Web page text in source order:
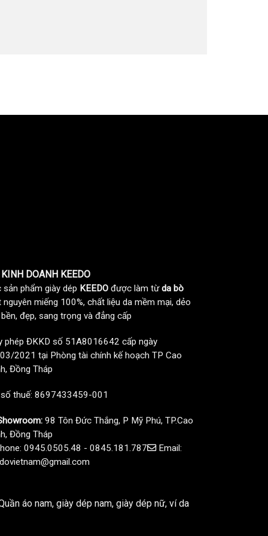
KINH DOANH KEEDO
sản phẩm giày dép KEEDO được làm từda bò
nguyên miếng 100%, chất liệu da mềm mại, dẻo
bền, đẹp, sang trọng và đẳng cấp
phép ĐKKD số 51A8016642 cấp ngày
2021 tại Phòng tài chính kế hoạch TP Cao
Đồng Tháp
thuế: 8697433459-001
98 Tôn Đức Thắng, P Mỹ Phú, TP.Cao
Đồng Tháp
0945.0505.48 - 0845.181.787
Email:
áo nam, giày dép nam, giày dép nữ, ví da